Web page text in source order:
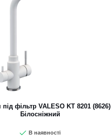
фільтр VALESO KT 8201 (8626)
Білосніжний
В наявності